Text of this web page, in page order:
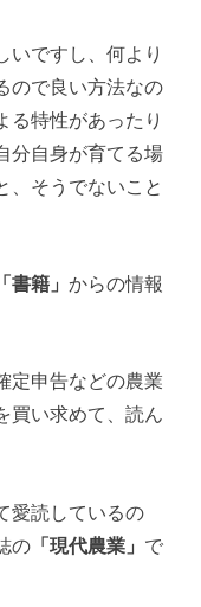
いですし、何より
ので良い方法なの
る特性があったり
分自身が育てる場
、そうでないこと
「書籍」からの情報
定申告などの農業
買い求めて、読ん
愛読しているの
の 「現代農業」 で